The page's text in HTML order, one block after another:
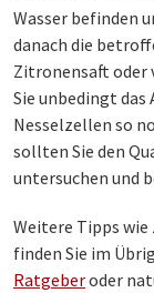
Wasser befinden
danach die
Zitronensaft oder
Sie unbedingt das
Nesselzellen so
sollten Sie den
untersuchen und
Weitere Tipps
finden Sie im
Ratgeberoder